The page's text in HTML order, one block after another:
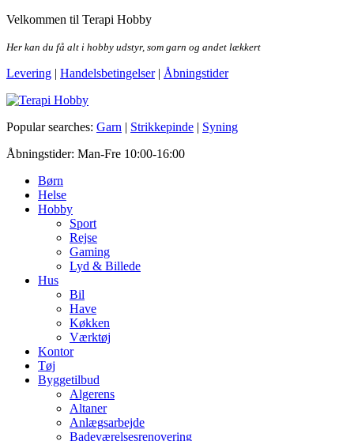
Skip
the
Velkommen til Terapi Hobby
Her kan du få alt i hobby udstyr, som garn og andet lækkert
Levering | Handelsbetingelser| Åbningstider
Terapi Hobby
Popular searches: Garn | Strikkepinde | Syning
Åbningstider: Man-Fre 10:00-16:00
Børn
Helse
Hobby
Sport
Rejse
Gaming
Lyd & Billede
Hus
Bil
Have
Køkken
Værktøj
Kontor
Tøj
Byggetilbud
Algerens
Altaner
Anlægsarbejde
Badeværelsesrenovering